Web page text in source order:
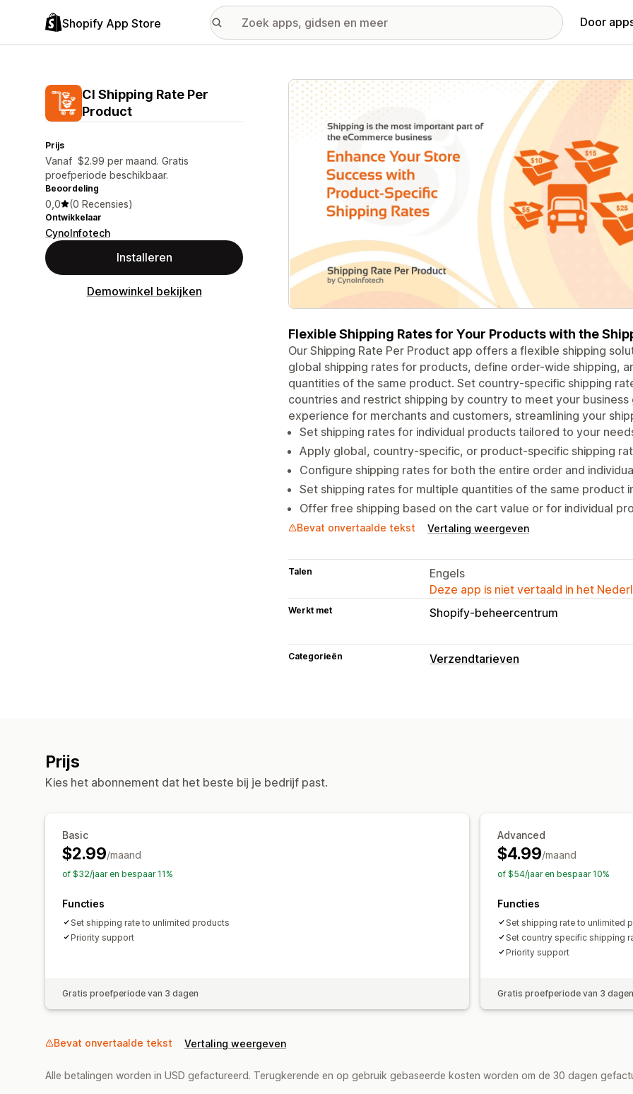
Shopify App Store Door
CI Shipping Rate Per
Product
Prijs
Vanaf $2.99 per maand. Gratis
proefperiode beschikbaar.
Beoordeling
0,0 (0 Recensies)
Ontwikkelaar
CynoInfotech
Installeren
Demowinkel bekijken
Galerij met uitgelichte afbeeldingen
Flexible Shipping Rates for Your Products with the
Our Shipping Rate Per Product app offers a flexible shipping
global shipping rates for products, define order-wide shipping,
quantities of the same product. Set country-specific shipping
countries and restrict shipping by country to meet your business
experience for merchants and customers, streamlining your
Set shipping rates for individual products tailored to your
Apply global, country-specific, or product-specific shipping
Configure shipping rates for both the entire order and
Set shipping rates for multiple quantities of the same product
Offer free shipping based on the cart value or for individual
Bevat onvertaalde tekst Vertaling weergeven
Talen
Engels
Deze app is niet vertaald in het
Werkt met Shopify-beheercentrum
Categorieën Verzendtarieven
Prijs
Kies het abonnement dat het beste bij je bedrijf past.
Basic
$2.99/maand
of $32/jaar en bespaar 11%
Functies
Set shipping rate to unlimited products
Priority support
Gratis proefperiode van 3 dagen
Advanced
$4.99/maand
of $54/jaar en bespaar 10%
Functies
Set shipping rate to unlimited
Set country specific shipping
Priority support
Gratis proefperiode van 3 dagen
Bevat onvertaalde tekst Vertaling weergeven
Alle betalingen worden in USD gefactureerd. Terugkerende en op gebruik gebaseerde kosten worden om de 30 dagen